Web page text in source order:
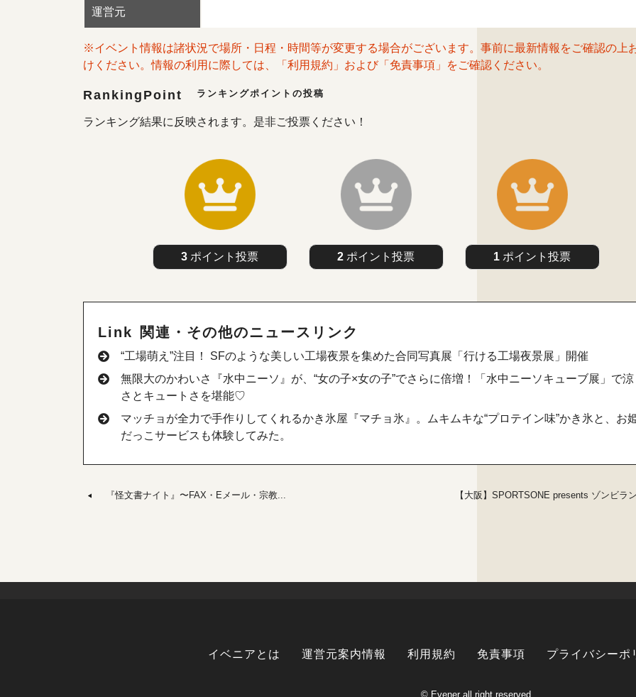
運営元
※イベント情報は諸状況で場所・日程・時間等が変更する場合がございます。事前に最新情報をご確認の上
けください。情報の利用に際しては、「利用規約」および「免責事項」をご確認ください。
RankingPoint ランキングポイントの投稿
ランキング結果に反映されます。是非ご投票ください！
3 ポイント投票 2 ポイント投票 1 ポイント投票
Link 関連・その他のニュースリンク
“工場萌え”注目！ SFのような美しい工場夜景を集めた合同写真展「行ける工場夜景展」開催
無限大のかわいさ『水中ニーソ』が、“女の子×女の子”でさらに倍増！「水中ニーソキューブ展」で涼
さとキュートさを堪能♡
マッチョが全力で手作りしてくれるかき氷屋『マチョ氷』。ムキムキな“プロテイン味”かき氷と、お
だっこサービスも体験してみた。
『怪文書ナイト』〜FAX・Eメール・宗教... 【大阪】SPORTSONE presents ゾンビラ
イベニアとは 運営元案内情報 利用規約 免責事項 プライバシーポ
© Evener all right reserved.